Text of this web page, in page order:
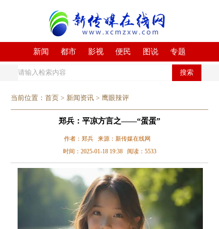
新闻 都市 影视 便民 图说 专题
搜索
当前位置：首页 > 新闻资讯 >鹰眼辣评
郑兵：平凉方言之——“蛋蛋”
作者：郑兵 来源：新传媒在线网
时间：2025-01-18 19:38 阅读：5533